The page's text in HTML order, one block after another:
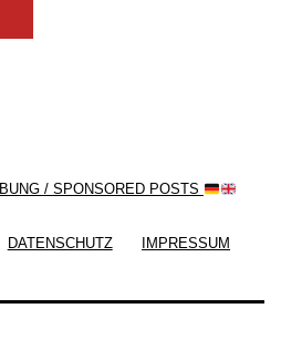
/ SPONSORED POSTS
DATENSCHUTZ IMPRESSUM